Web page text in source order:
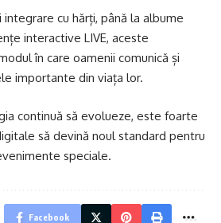
integrare cu hărți, până la albume
interactive LIVE, aceste
în care oamenii comunică și
importante din viața lor.
continuă să evolueze, este foarte
să devină noul standard pentru
speciale.
Facebook